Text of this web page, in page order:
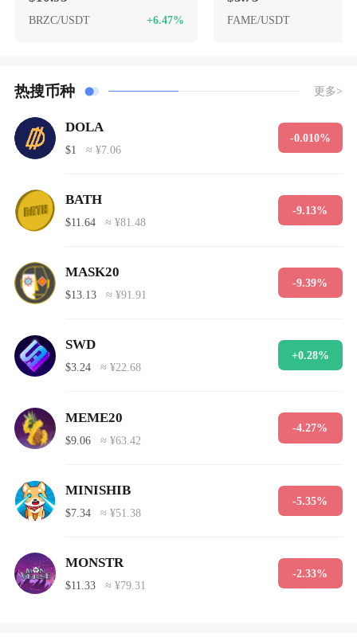
BRZC/USDT +6.47% FAME/USDT
热搜币种 更多>
DOLA
$1 ≈ ¥7.06
-0.010%
BATH
$11.64 ≈ ¥81.48
-9.13%
MASK20
$13.13 ≈ ¥91.91
-9.39%
SWD
$3.24 ≈ ¥22.68
+0.28%
MEME20
$9.06 ≈ ¥63.42
-4.27%
MINISHIB
$7.34 ≈ ¥51.38
-5.35%
MONSTR
$11.33 ≈ ¥79.31
-2.33%